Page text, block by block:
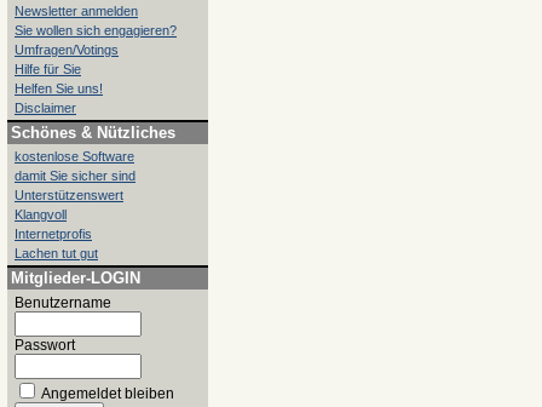
Newsletter anmelden
Sie wollen sich engagieren?
Umfragen/Votings
Hilfe für Sie
Helfen Sie uns!
Disclaimer
Schönes & Nützliches
kostenlose Software
damit Sie sicher sind
Unterstützenswert
Klangvoll
Internetprofis
Lachen tut gut
Mitglieder-LOGIN
Benutzername
Passwort
Angemeldet bleiben